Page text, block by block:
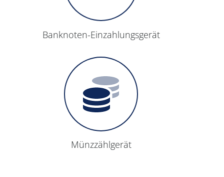
Bank­noten-Einzahlungs­gerät
Münz­zähl­gerät